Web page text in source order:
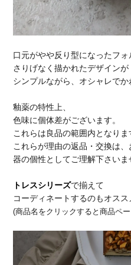
口元がやや反り型になったフォ
さりげなく描かれたデザインが
シンプルながら、オシャレでか
釉薬の特性上、
色味に個体差がございます。
これらは良品の範囲内となりま
これらが理由の返品・交換は、
器の個性としてご理解下さいま
トレスシリーズで揃えて
コーディネートするのもオスス
(商品名をクリックすると商品ペ